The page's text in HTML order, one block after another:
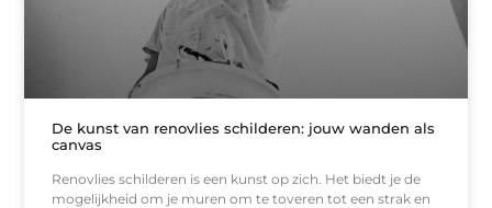
De kunst van renovlies schilderen: jouw wanden als
canvas
Renovlies schilderen is een kunst op zich. Het biedt je de
mogelijkheid om je muren om te toveren tot een strak en